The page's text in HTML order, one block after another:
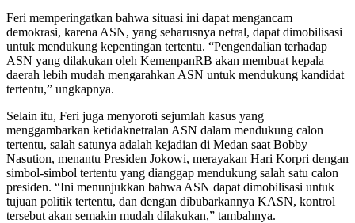
Feri memperingatkan bahwa situasi ini dapat mengancam
demokrasi, karena ASN, yang seharusnya netral, dapat dimobilisasi
untuk mendukung kepentingan tertentu. “Pengendalian terhadap
ASN yang dilakukan oleh KemenpanRB akan membuat kepala
daerah lebih mudah mengarahkan ASN untuk mendukung kandidat
tertentu,” ungkapnya.
Selain itu, Feri juga menyoroti sejumlah kasus yang
menggambarkan ketidaknetralan ASN dalam mendukung calon
tertentu, salah satunya adalah kejadian di Medan saat Bobby
Nasution, menantu Presiden Jokowi, merayakan Hari Korpri dengan
simbol-simbol tertentu yang dianggap mendukung salah satu calon
presiden. “Ini menunjukkan bahwa ASN dapat dimobilisasi untuk
tujuan politik tertentu, dan dengan dibubarkannya KASN, kontrol
tersebut akan semakin mudah dilakukan,” tambahnya.